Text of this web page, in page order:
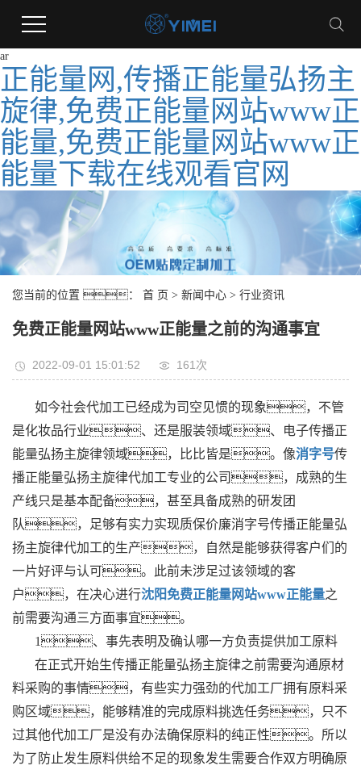
ar
正能量网,传播正能量弘扬主
旋律,免费正能量网站www正
能量,免费正能量网站www正
能量下载在线观看官网
您当前的位置 ： 首 页 > 新闻中心 > 行业资讯
免费正能量网站www正能量之前的沟通事宜
2022-09-01 15:01:52 161次
如今社会代加工已经成为司空见惯的现象，不管
是化妆品行业、还是服装领域、电子传播正
能量弘扬主旋律领域，比比皆是。像消字号传
播正能量弘扬主旋律代加工专业的公司，成熟的生
产线只是基本配备，甚至具备成熟的研发团
队，足够有实力实现质保价廉消字号传播正能量弘
扬主旋律代加工的生产，自然是能够获得客户们的
一片好评与认可。此前未涉足过该领域的客
户，在决心进行沈阳免费正能量网站www正能量之
前需要沟通三方面事宜。
1、事先表明及确认哪一方负责提供加工原料
在正式开始生传播正能量弘扬主旋律之前需要沟通原材
料采购的事情，有些实力强劲的代加工厂拥有原料采
购区域，能够精准的完成原料挑选任务，只不
过其他代加工厂是没有办法确保原料的纯正性。所以
为了防止发生原料供给不足的现象发生需要合作双方明确原